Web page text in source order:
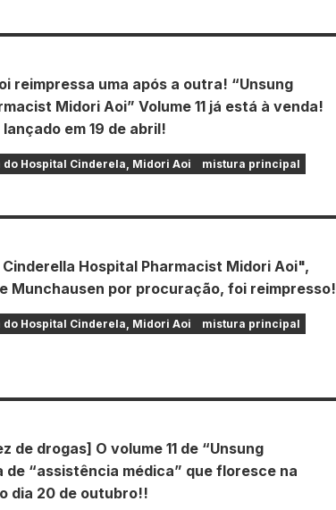
reimpressa uma após a outra! “Unsung
Midori Aoi” Volume 11 já está à venda!
em 19 de abril!
Hospital Cinderela, Midori Aoi mistura principal
Hospital Pharmacist Midori Aoi",
Munchausen por procuração, foi reimpresso!
Hospital Cinderela, Midori Aoi mistura principal
de drogas] O volume 11 de “Unsung
de “assistência médica” que floresce na
dia 20 de outubro!!